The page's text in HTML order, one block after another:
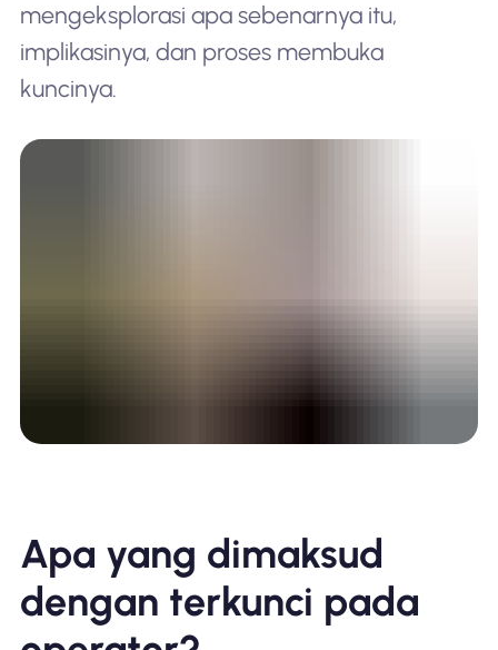
mengeksplorasi apa sebenarnya itu,
implikasinya, dan proses membuka
kuncinya.
Apa yang dimaksud
dengan terkunci pada